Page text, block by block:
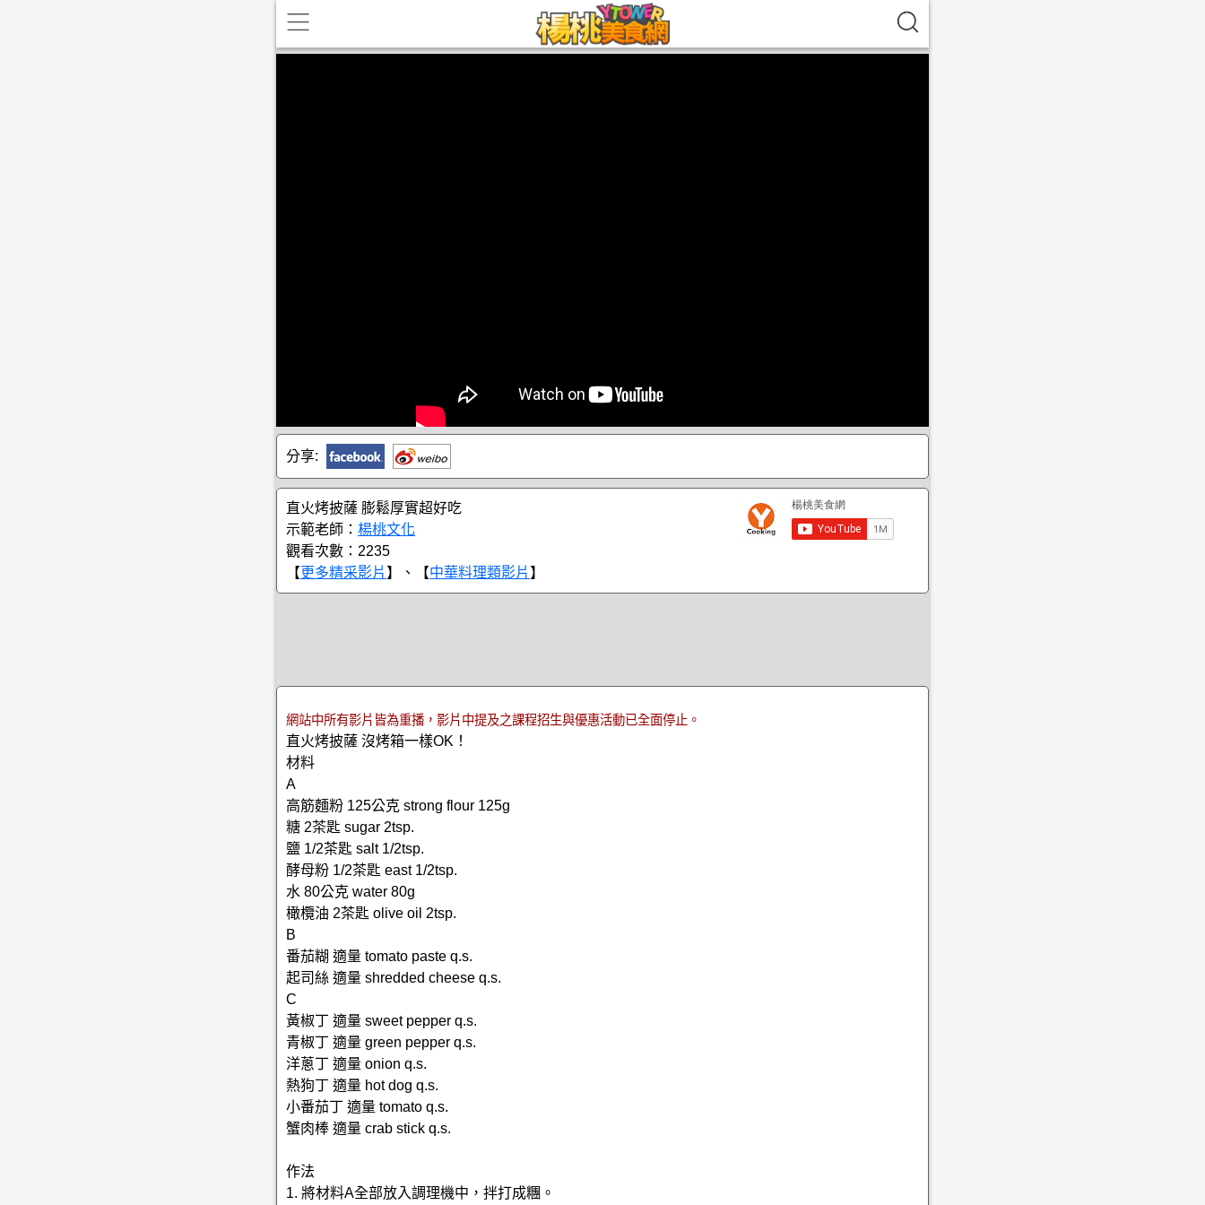
分享:
直火烤披薩 膨鬆厚實超好吃
示範老師： 楊桃文化
觀看次數：2235
【更多精采影片 】、【中華料理類影片 】
網站中所有影片皆為重播，影片中提及之課程招生與優惠活動已全面停止。
直火烤披薩 沒烤箱一樣OK！
材料
A
高筋麵粉 125公克 strong flour 125g
糖 2茶匙 sugar 2tsp.
鹽 1/2茶匙 salt 1/2tsp.
酵母粉 1/2茶匙 east 1/2tsp.
水 80公克 water 80g
橄欖油 2茶匙 olive oil 2tsp.
B
番茄糊 適量 tomato paste q.s.
起司絲 適量 shredded cheese q.s.
C
黃椒丁 適量 sweet pepper q.s.
青椒丁 適量 green pepper q.s.
洋蔥丁 適量 onion q.s.
熱狗丁 適量 hot dog q.s.
小番茄丁 適量 tomato q.s.
蟹肉棒 適量 crab stick q.s.
作法
1. 將材料A全部放入調理機中，拌打成糰。